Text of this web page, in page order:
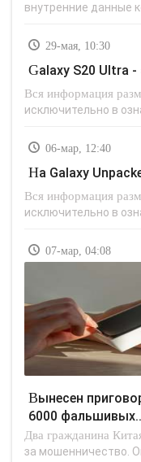
внутренние данные
29-мая, 10:30
Galaxy S20 Ultra
Вся информация
исключительно в
06-мар, 12:40
На Galaxy
Вся информация
исключительно в
07-мар, 04:08
Вынесен приговор мошенникам, обменявшим
6000 фальшивых..
Два гражданина
за мошенничество.